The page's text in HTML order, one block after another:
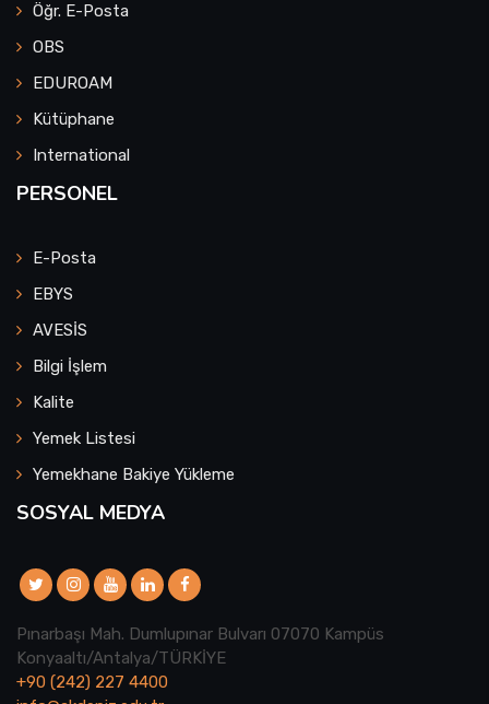
Öğr. E-Posta
OBS
EDUROAM
Kütüphane
International
PERSONEL
E-Posta
EBYS
AVESİS
Bilgi İşlem
Kalite
Yemek Listesi
Yemekhane Bakiye Yükleme
SOSYAL MEDYA
Pınarbaşı Mah. Dumlupınar Bulvarı 07070 Kampüs
Konyaaltı/Antalya/TÜRKİYE
+90 (242) 227 4400